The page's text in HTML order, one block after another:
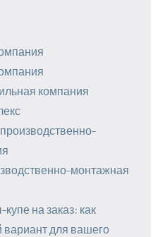
компания
монтажная
на заказ: как
для вашего